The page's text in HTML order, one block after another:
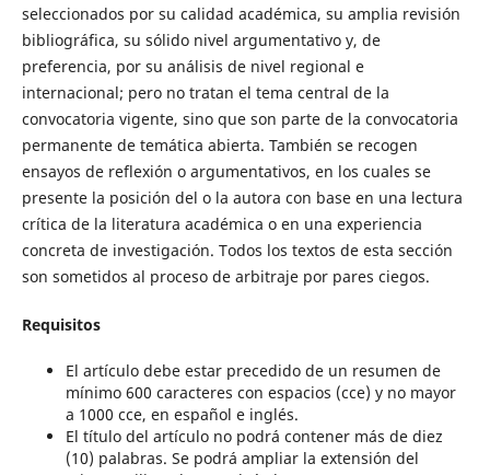
seleccionados por su calidad académica, su amplia revisión
bibliográfica, su sólido nivel argumentativo y, de
preferencia, por su análisis de nivel regional e
internacional; pero no tratan el tema central de la
convocatoria vigente, sino que son parte de la convocatoria
permanente de temática abierta. También se recogen
ensayos de reflexión o argumentativos, en los cuales se
presente la posición del o la autora con base en una lectura
crítica de la literatura académica o en una experiencia
concreta de investigación. Todos los textos de esta sección
son sometidos al proceso de arbitraje por pares ciegos.
Requisitos
El artículo debe estar precedido de un resumen de
mínimo 600 caracteres con espacios (cce) y no mayor
a 1000 cce, en español e inglés.
El título del artículo no podrá contener más de diez
(10) palabras. Se podrá ampliar la extensión del